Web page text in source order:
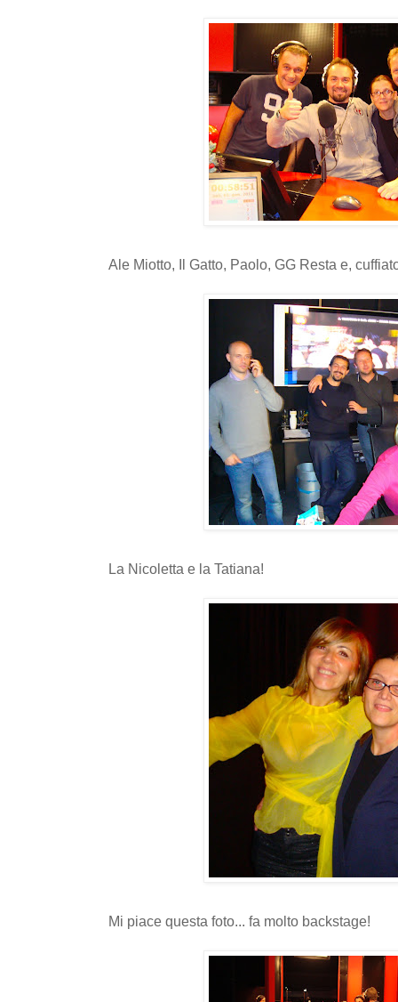
Ale Miotto, Il Gatto, Paolo, GG Resta e,
La Nicoletta e la Tatiana!
Mi piace questa foto... fa molto backstage!